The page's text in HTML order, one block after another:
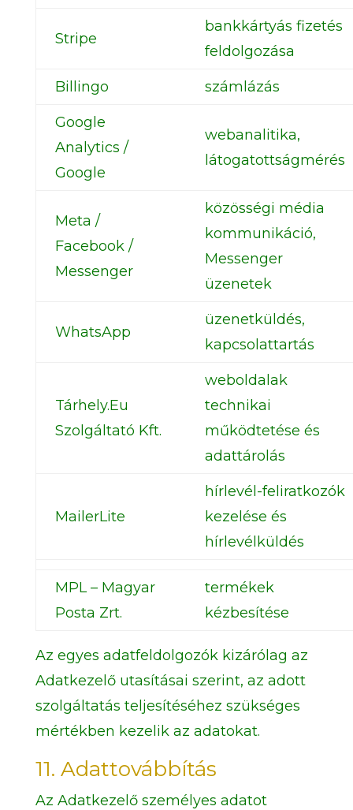
Stripe
bankkártyás fizetés
feldolgozása
Billingo számlázás
Google
Analytics /
Google
webanalitika,
látogatottságmérés
Meta /
Facebook /
Messenger
közösségi média
kommunikáció,
Messenger
üzenetek
WhatsApp
üzenetküldés,
kapcsolattartás
Tárhely.Eu
Szolgáltató Kft.
weboldalak
technikai
működtetése és
adattárolás
MailerLite
hírlevél-feliratkozók
kezelése és
hírlevélküldés
MPL – Magyar
Posta Zrt.
termékek
kézbesítése
Az egyes adatfeldolgozók kizárólag az
Adatkezelő utasításai szerint, az adott
szolgáltatás teljesítéséhez szükséges
mértékben kezelik az adatokat.
11. Adattovábbítás
Az Adatkezelő személyes adatot